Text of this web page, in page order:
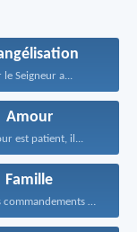
le Seigneur a...
Amour
est patient, il...
Famille
Que ces commandements que...